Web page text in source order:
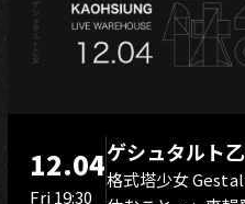
12.04
Fri 19:30
ゲシュタルト
Gestalt Girl
格式塔少女